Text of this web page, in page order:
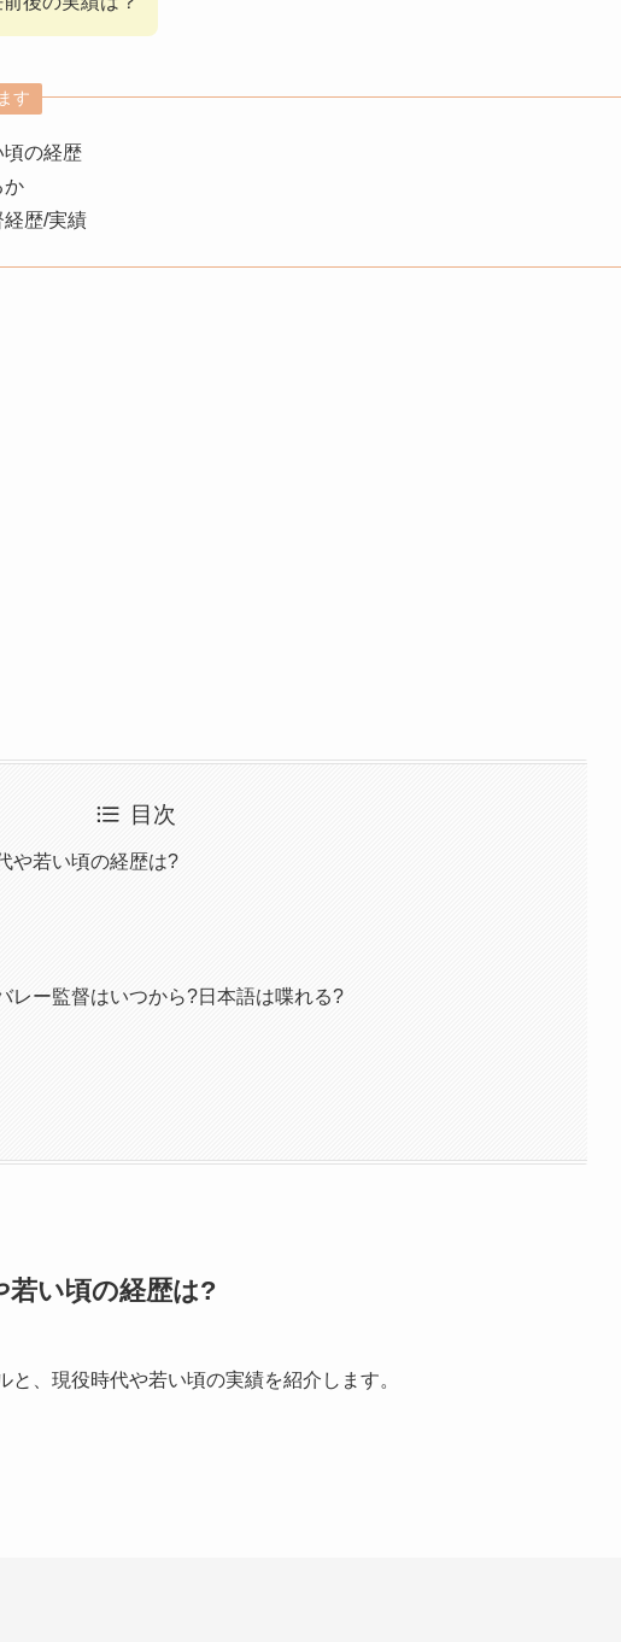
す
頃の経歴
か
経歴/実績
目次
や若い頃の経歴は?
レー監督はいつから?日本語は喋れる?
い頃の経歴は?
、現役時代や若い頃の実績を紹介します。